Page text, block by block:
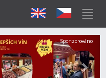
Další
Sponzorováno